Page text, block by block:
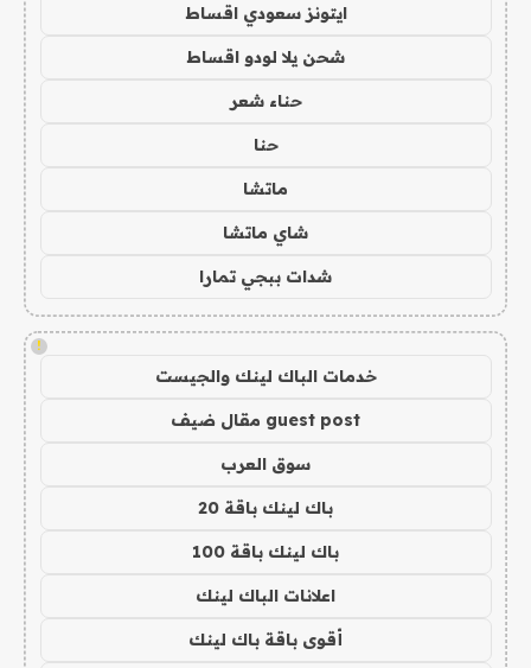
ايتونز سعودي اقساط
شحن يلا لودو اقساط
حناء شعر
حنا
ماتشا
شاي ماتشا
شدات ببجي تمارا
!
خدمات الباك لينك والجيست
guest post مقال ضيف
سوق العرب
باك لينك باقة 20
باك لينك باقة 100
اعلانات الباك لينك
أقوى باقة باك لينك